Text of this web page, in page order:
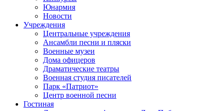
Юнармия
Новости
Учреждения
Центральные учреждения
Ансамбли песни и пляски
Военные музеи
Дома офицеров
Драматические театры
Военная студия писателей
Парк «Патриот»
Центр военной песни
Гостиная